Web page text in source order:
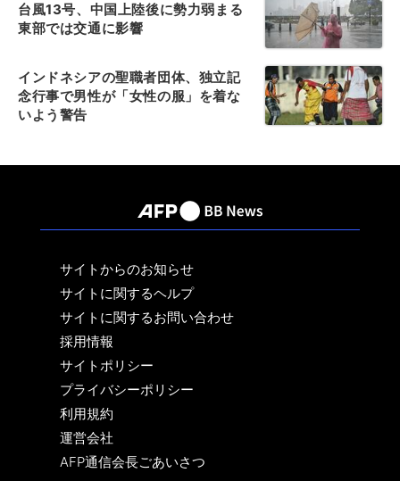
台風13号、中国上陸後に勢力弱まる
東部では交通に影響
インドネシアの聖職者団体、独立記
念行事で男性が「女性の服」を着な
いよう警告
サイトからのお知らせ
サイトに関するヘルプ
サイトに関するお問い合わせ
採用情報
サイトポリシー
プライバシーポリシー
利用規約
運営会社
AFP通信会長ごあいさつ